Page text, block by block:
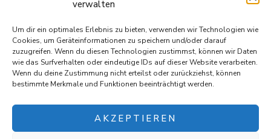
verwalten
Um dir ein optimales Erlebnis zu bieten, verwenden wir Technologien wie
Cookies, um Geräteinformationen zu speichern und/oder darauf
zuzugreifen. Wenn du diesen Technologien zustimmst, können wir Daten
wie das Surfverhalten oder eindeutige IDs auf dieser Website verarbeiten.
Wenn du deine Zustimmung nicht erteilst oder zurückziehst, können
bestimmte Merkmale und Funktionen beeinträchtigt werden.
AKZEPTIEREN
Markus Willi Ebert
97711 Maßbach
+49 172 85 64 937
Hundefreundeinbayern@web.de